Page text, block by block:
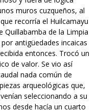
muros cuzqueños, al
recorría el Huilcamayu
Quillabamba de la Limpia
antigüedades incaicas
entonces. Trocó un
de valor. Se vio así
nada común de
arqueológicas que,
seleccionando a su
desde hacía un cuarto